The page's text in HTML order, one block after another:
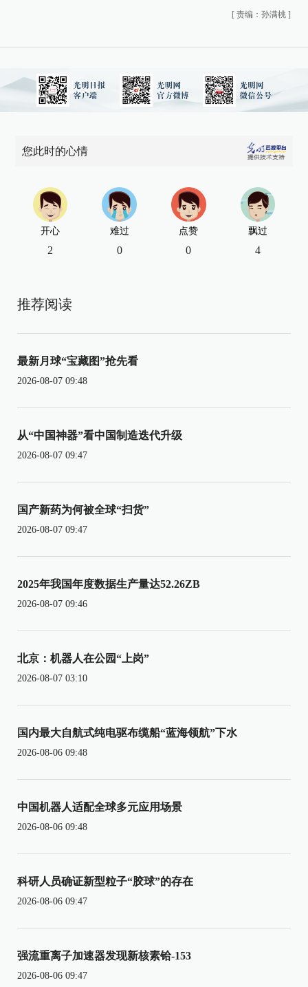
[ 责编：孙满桃 ]
您此时的心情
开心
2
难过
0
点赞
0
飘过
4
推荐阅读
最新月球“宝藏图”抢先看
2026-08-07 09:48
从“中国神器”看中国制造迭代升级
2026-08-07 09:47
国产新药为何被全球“扫货”
2026-08-07 09:47
2025年我国年度数据生产量达52.26ZB
2026-08-07 09:46
北京：机器人在公园“上岗”
2026-08-07 03:10
国内最大自航式纯电驱布缆船“蓝海领航”下水
2026-08-06 09:48
中国机器人适配全球多元应用场景
2026-08-06 09:48
科研人员确证新型粒子“胶球”的存在
2026-08-06 09:47
强流重离子加速器发现新核素铪-153
2026-08-06 09:47